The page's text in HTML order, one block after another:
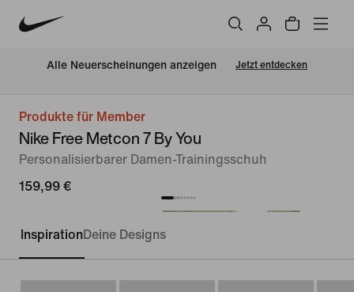
Alle Neuerscheinungen anzeigen Jetzt entdecken
Produkte für Member
Nike Free Metcon 7 By You
Personalisierbarer Damen-Trainingsschuh
159,99 €
Personalisieren
InspirationDeine Designs